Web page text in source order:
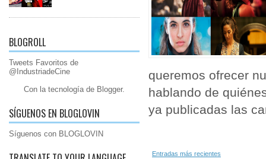
BLOGROLL
Tweets Favoritos de
@IndustriadeCine
Con la tecnología de Blogger.
SÍGUENOS EN BLOGLOVIN
Síguenos con BLOGLOVIN
queremos ofrecer
hablando de
ya publicadas las
Entradas más recientes